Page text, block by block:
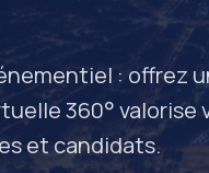
: offrez
360° valorise
et candidats.